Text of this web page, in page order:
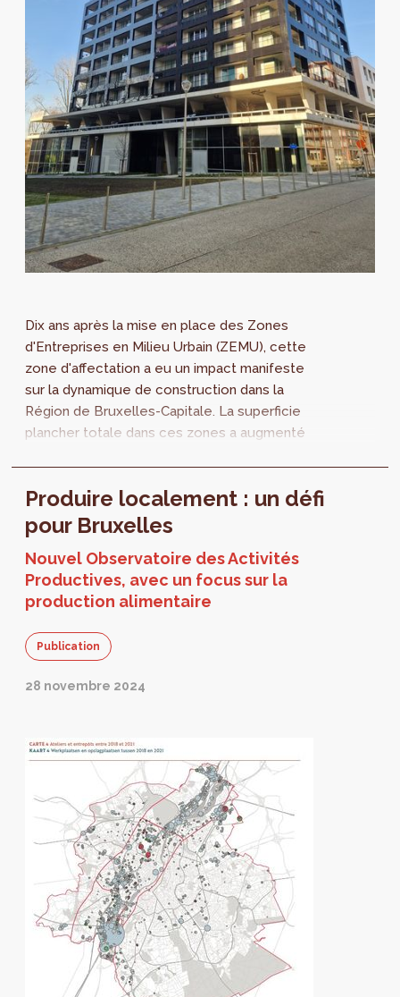
Dix ans après la mise en place des Zones
d'Entreprises en Milieu Urbain (ZEMU), cette
zone d'affectation a eu un impact manifeste
sur la dynamique de construction dans la
Région de Bruxelles-Capitale. La superficie
plancher totale dans ces zones a augmenté
Produire localement : un défi
pour Bruxelles
Nouvel Observatoire des Activités
Productives, avec un focus sur la
production alimentaire
Publication
28 novembre 2024